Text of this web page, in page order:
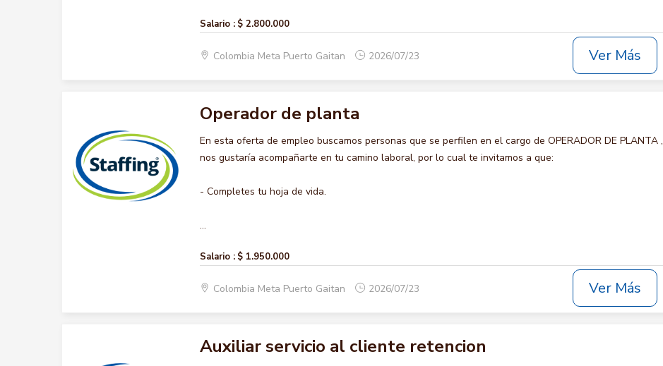
Salario : $ 2.800.000
Colombia Meta Puerto Gaitan 2026/07/23 Ver Más
Operador de planta
En esta oferta de empleo buscamos personas que se perfilen en el cargo de OPERADOR DE PLANTA ,
nos gustaría acompañarte en tu camino laboral, por lo cual te invitamos a que:
- Completes tu hoja de vida.
...
Salario : $ 1.950.000
Colombia Meta Puerto Gaitan 2026/07/23 Ver Más
Auxiliar servicio al cliente retencion